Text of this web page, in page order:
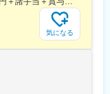
気になる